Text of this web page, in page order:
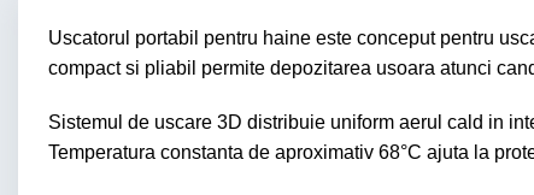
Uscatorul portabil pentru haine este conceput pentru
compact si pliabil permite depozitarea usoara atunci
Sistemul de uscare 3D distribuie uniform aerul cald in
Temperatura constanta de aproximativ 68°C ajuta la